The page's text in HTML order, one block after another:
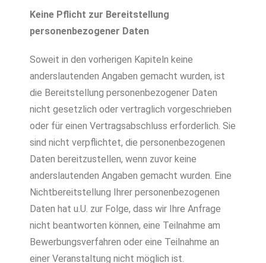
Keine Pflicht zur Bereitstellung
personenbezogener Daten
Soweit in den vorherigen Kapiteln keine
anderslautenden Angaben gemacht wurden, ist
die Bereitstellung personenbezogener Daten
nicht gesetzlich oder vertraglich vorgeschrieben
oder für einen Vertragsabschluss erforderlich. Sie
sind nicht verpflichtet, die personenbezogenen
Daten bereitzustellen, wenn zuvor keine
anderslautenden Angaben gemacht wurden. Eine
Nichtbereitstellung Ihrer personenbezogenen
Daten hat u.U. zur Folge, dass wir Ihre Anfrage
nicht beantworten können, eine Teilnahme am
Bewerbungsverfahren oder eine Teilnahme an
einer Veranstaltung nicht möglich ist.